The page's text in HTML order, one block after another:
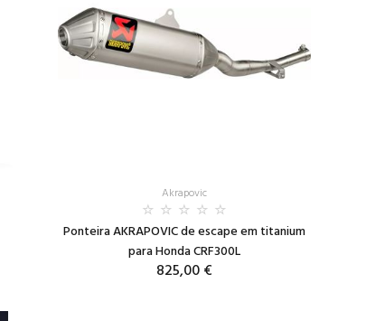
Akrapovic
Ponteira AKRAPOVIC de escape em titanium
para Honda CRF300L
825,00 €